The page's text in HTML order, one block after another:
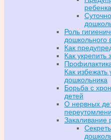
ребенка
Роль
дошкольного
Как
Как укрепить
Как
дошкольника
Борьба с
детей
О нервных
Закаливание